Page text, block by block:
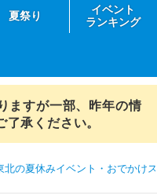
夏祭り
イベント
ランキング
ますが一部、昨年の情
承ください。
北の夏休みイベント・おでかけ